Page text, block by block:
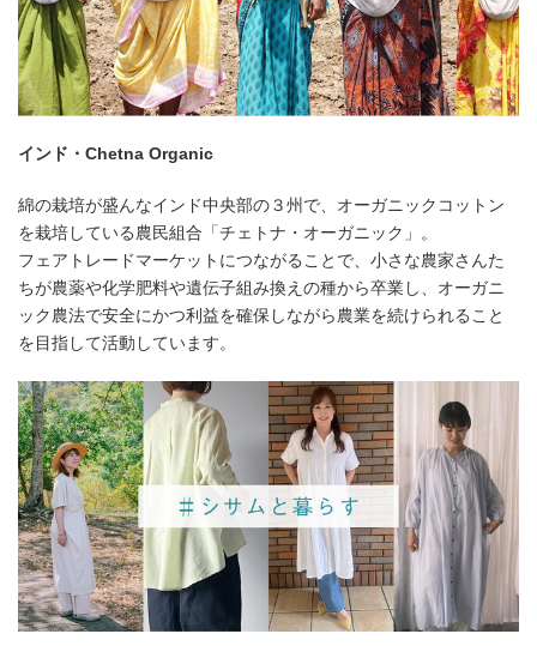
インド・Chetna Organic
綿の栽培が盛んなインド中央部の３州で、オーガニックコットン
を栽培している農民組合「チェトナ・オーガニック」。
フェアトレードマーケットにつながることで、小さな農家さんた
ちが農薬や化学肥料や遺伝子組み換えの種から卒業し、オーガニ
ック農法で安全にかつ利益を確保しながら農業を続けられること
を目指して活動しています。